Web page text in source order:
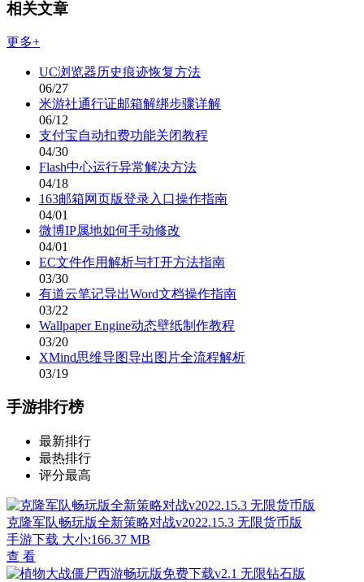
相关文章
更多+
UC浏览器历史痕迹恢复方法
06/27
米游社通行证邮箱解绑步骤详解
06/12
支付宝自动扣费功能关闭教程
04/30
Flash中心运行异常解决方法
04/18
163邮箱网页版登录入口操作指南
04/01
微博IP属地如何手动修改
04/01
EC文件作用解析与打开方法指南
03/30
有道云笔记导出Word文档操作指南
03/22
Wallpaper Engine动态壁纸制作教程
03/20
XMind思维导图导出图片全流程解析
03/19
手游排行榜
最新排行
最热排行
评分最高
克隆军队畅玩版全新策略对战v2022.15.3 无限货币版
手游下载 大小:166.37 MB
查 看